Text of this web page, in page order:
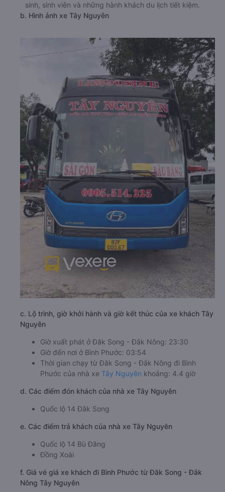
sinh, sinh viên và những hành khách du lịch tiết kiệm.
b. Hình ảnh xe Tây Nguyên
c. Lộ trình, giờ khởi hành và giờ kết thúc của xe khách Tây
Nguyên
Giờ xuất phát ở Đăk Song - Đắk Nông: 23:30
Giờ đến nơi ở Bình Phước: 03:54
Thời gian chạy từ Đăk Song - Đắk Nông đi Bình
Phước của nhà xe Tây Nguyên khoảng: 4.4 giờ
d. Các điểm đón khách của nhà xe Tây Nguyên
Quốc lộ 14 Đắk Song
e. Các điểm trả khách của nhà xe Tây Nguyên
Quốc lộ 14 Bù Đăng
Đồng Xoài
f. Giá vé giá xe khách đi Bình Phước từ Đăk Song - Đắk
Nông Tây Nguyên